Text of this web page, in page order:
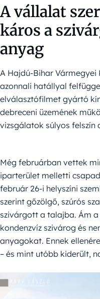
A vállalat
káros a
anyag
A Hajdú-Bihar
azonnali hatállyal
elválasztófilmet gyártó
debreceni üzemének
vizsgálatok súlyos felszín
Még februárban vettek
iparterület melletti
február 26-i helyszíni
szerint gőzölgő, szúrós
szivárgott a talajba. Ám
kondenzvíz szivárog és
anyagokat. Ennek
– és mint utóbb kiderült,